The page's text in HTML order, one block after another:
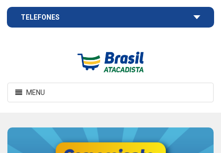
TELEFONES
Atacadista
Toggle
navigation
MENU